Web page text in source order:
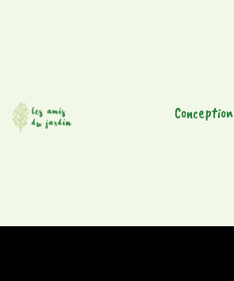
Conception